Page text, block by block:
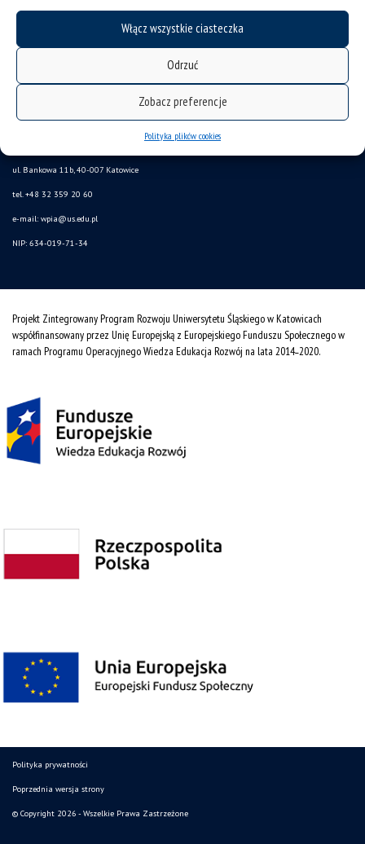
Włącz wszystkie ciasteczka
Odrzuć
Zobacz preferencje
Polityka plików cookies
mapa strony
Ogłoszenia
SAP
ul. Bankowa 11b, 40-007 Katowice
tel. +48 32 359 20 60
e-mail: wpia@us.edu.pl
NIP: 634-019-71-34
Projekt Zintegrowany Program Rozwoju Uniwersytetu Śląskiego w Katowicach
współfinansowany przez Unię Europejską z Europejskiego Funduszu Społecznego w
ramach Programu Operacyjnego Wiedza Edukacja Rozwój na lata 2014˗2020.
Polityka prywatności
Poprzednia wersja strony
© Copyright 2026 - Wszelkie Prawa Zastrzeżone